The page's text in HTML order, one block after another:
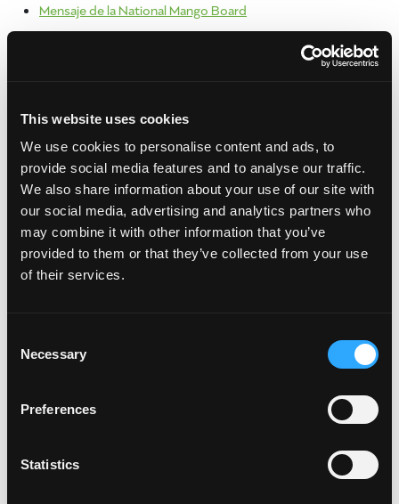
This website uses cookies
We use cookies to personalise content and ads, to
provide social media features and to analyse our traffic.
We also share information about your use of our site with
our social media, advertising and analytics partners who
may combine it with other information that you’ve
provided to them or that they’ve collected from your use
of their services.
Selection
Necessary
Preferences
Statistics
Mensaje de la National Mango Board
Archivo
julio 2024
mayo 2024
septiembre 2023
junio 2023
enero 2023
febrero 2022
abril 2021
enero 2021
agosto 2020